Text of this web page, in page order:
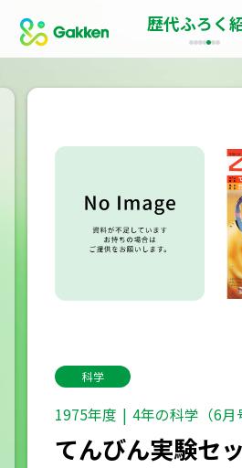
歴代ふろく
科学
1975年度 4年の科学（6月
てんびん実験セ